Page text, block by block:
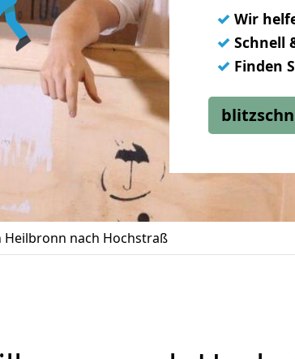
✓ Wir
✓ Schnell
✓ Finden
Heilbronn nach Hochstraß